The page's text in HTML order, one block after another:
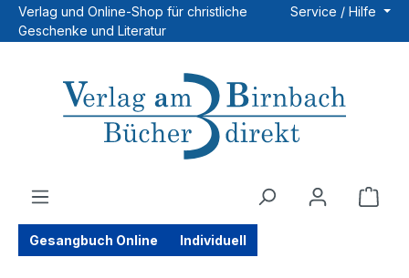
Zum Hauptinhalt springen
Verlag und Online-Shop für christliche
Geschenke und Literatur
Service / Hilfe
Gesangbuch Online Individuell